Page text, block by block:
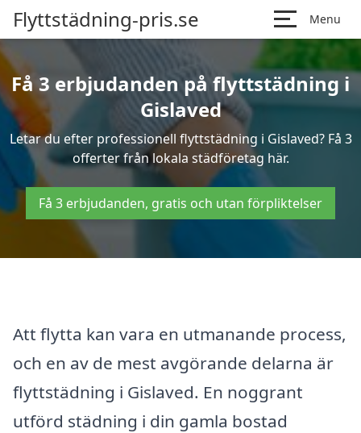
Flyttstädning-pris.se Menu
Få 3 erbjudanden på flyttstädning i
Gislaved
Letar du efter professionell flyttstädning i Gislaved? Få 3
offerter från lokala städföretag här.
Få 3 erbjudanden, gratis och utan förpliktelser
Att flytta kan vara en utmanande process,
och en av de mest avgörande delarna är
flyttstädning i Gislaved. En noggrant
utförd städning i din gamla bostad